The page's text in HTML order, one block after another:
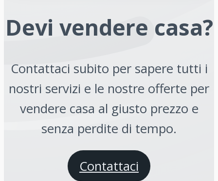
Devi vendere casa?
Contattaci subito per sapere tutti i
nostri servizi e le nostre offerte per
vendere casa al giusto prezzo e
senza perdite di tempo.
Contattaci